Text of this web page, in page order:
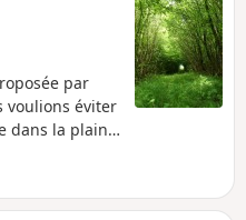
par
voulions éviter
dans la plaine